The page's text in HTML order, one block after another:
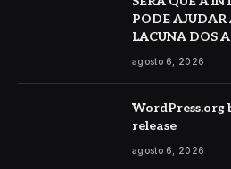
PODE
LACUNA DOS
agosto 6, 2026
WordPress.org
release
agosto 6, 2026